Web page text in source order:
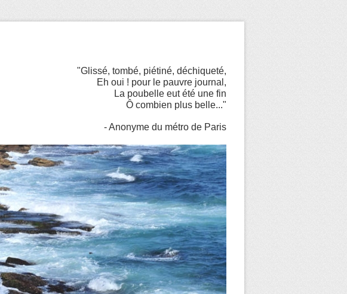
"Glissé, tombé, piétiné, déchiqueté,
Eh oui ! pour le pauvre journal,
La poubelle eut été une fin
Ô combien plus belle..."
- Anonyme du métro de Paris